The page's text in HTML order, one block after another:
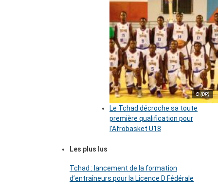
© (DR)
Le Tchad décroche sa toute
première qualification pour
l’Afrobasket U18
Les plus lus
Tchad : lancement de la formation
d’entraîneurs pour la Licence D Fédérale